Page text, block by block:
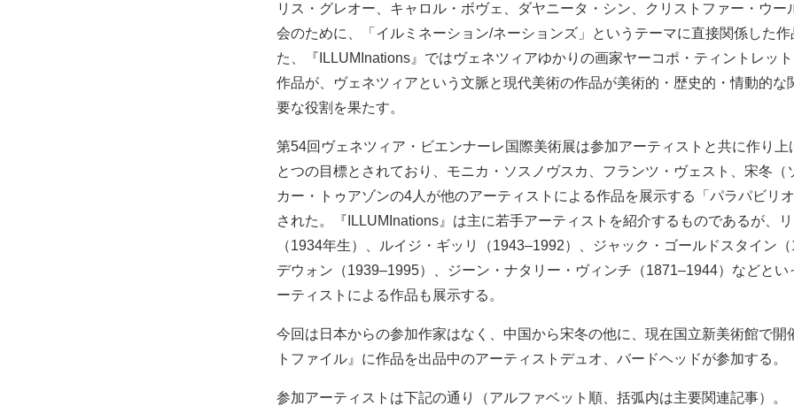
リス・グレオー、キャロル・ボヴェ、ダヤニータ・シン、クリストファー・ウー
会のために、「イルミネーション/ネーションズ」というテーマに直接関係した作
た、『ILLUMInations』ではヴェネツィアゆかりの画家ヤーコポ・ティントレッ
作品が、ヴェネツィアという文脈と現代美術の作品が美術的・歴史的・情動的な
要な役割を果たす。
第54回ヴェネツィア・ビエンナーレ国際美術展は参加アーティストと共に作り上
とつの目標とされており、モニカ・ソスノヴスカ、フランツ・ヴェスト、宋冬（
カー・トゥアゾンの4人が他のアーティストによる作品を展示する「パラパビリ
された。『ILLUMInations』は主に若手アーティストを紹介するものであるが、
（1934年生）、ルイジ・ギッリ（1943–1992）、ジャック・ゴールドスタイン
デウォン（1939–1995）、ジーン・ナタリー・ヴィンチ（1871–1944）などとい
ーティストによる作品も展示する。
今回は日本からの参加作家はなく、中国から宋冬の他に、現在国立新美術館で開
トファイル』に作品を出品中のアーティストデュオ、バードヘッドが参加する。
参加アーティストは下記の通り（アルファベット順、括弧内は主要関連記事）。